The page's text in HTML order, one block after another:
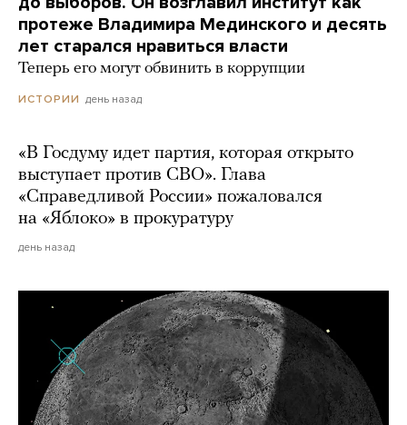
протеже Владимира Мединского и десять
лет старался нравиться власти
Теперь его могут обвинить в коррупции
ИСТОРИИ день назад
«В Госдуму идет партия, которая открыто
выступает против СВО». Глава
«Справедливой России» пожаловался
на «Яблоко» в прокуратуру
день назад